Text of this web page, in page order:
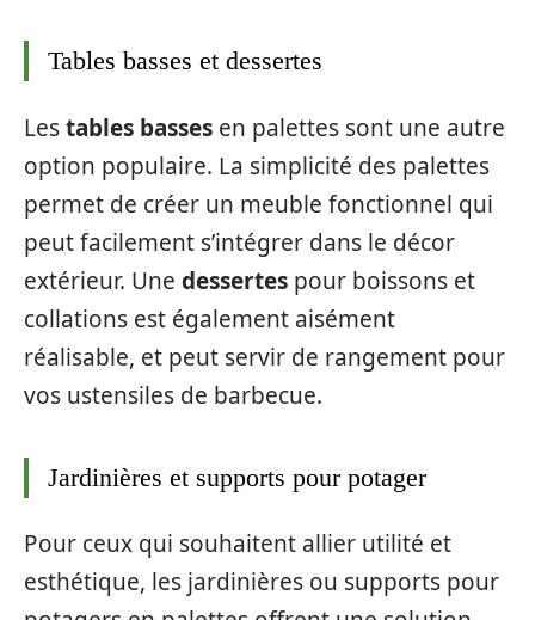
Tables basses et dessertes
Lestables basses en palettes sont une autre
option populaire. La simplicité des palettes
permet de créer un meuble fonctionnel qui
peut facilement s’intégrer dans le décor
extérieur. Une dessertes pour boissons et
collations est également aisément
réalisable, et peut servir de rangement pour
vos ustensiles de barbecue.
Jardinières et supports pour potager
Pour ceux qui souhaitent allier utilité et
esthétique, les jardinières ou supports pour